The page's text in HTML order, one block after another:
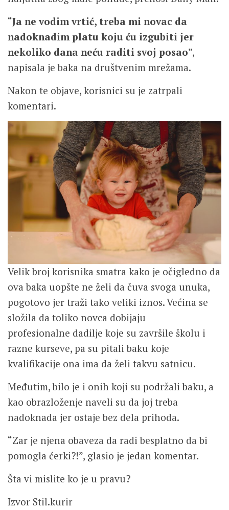
“Ja ne vodim vrtić, treba mi novac da
nadoknadim platu koju ću izgubiti jer
nekoliko dana neću raditi svoj posao”,
napisala je baka na društvenim mrežama.
Nakon te objave, korisnici su je zatrpali
komentari.
Velik broj korisnika smatra kako je očigledno da
ova baka uopšte ne želi da čuva svoga unuka,
pogotovo jer traži tako veliki iznos. Većina se
složila da toliko novca dobijaju
profesionalne dadilje koje su završile školu i
razne kurseve, pa su pitali baku koje
kvalifikacije ona ima da želi takvu satnicu.
Međutim, bilo je i onih koji su podržali baku, a
kao obrazloženje naveli su da joj treba
nadoknada jer ostaje bez dela prihoda.
“Zar je njena obaveza da radi besplatno da bi
pomogla ćerki?!”, glasio je jedan komentar.
Šta vi mislite ko je u pravu?
Izvor Stil.kurir